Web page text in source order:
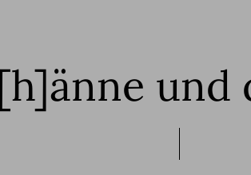
[h]änne und